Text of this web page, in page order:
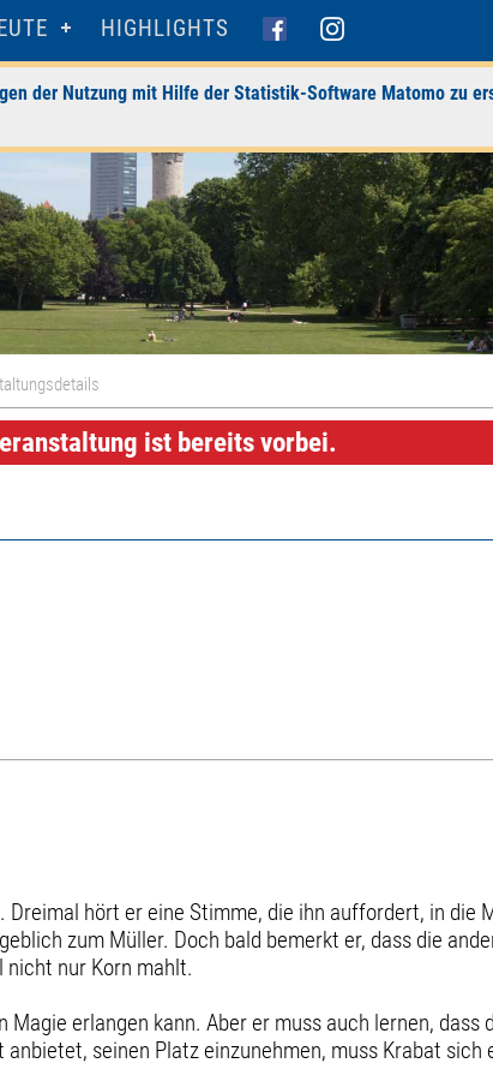
HIGHLIGHTS
der Nutzung mit Hilfe der Statistik-Software Matomo zu
ist bereits vorbei.
hört er eine Stimme, die ihn auffordert, in die
zum Müller. Doch bald bemerkt er, dass die
nicht nur Korn mahlt.
erlangen kann. Aber er muss auch lernen, dass
seinen Platz einzunehmen, muss Krabat sich